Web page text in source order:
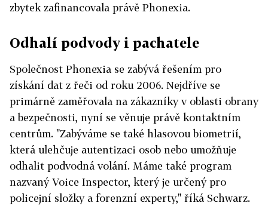
zbytek zafinancovala právě Phonexia.
Odhalí podvody i pachatele
Společnost Phonexia se zabývá řešením pro
získání dat z řeči od roku 2006. Nejdříve se
primárně zaměřovala na zákazníky v oblasti obrany
a bezpečnosti, nyní se věnuje právě kontaktním
centrům. "Zabýváme se také hlasovou biometrií,
která ulehčuje autentizaci osob nebo umožňuje
odhalit podvodná volání. Máme také program
nazvaný Voice Inspector, který je určený pro
policejní složky a forenzní experty," říká Schwarz.